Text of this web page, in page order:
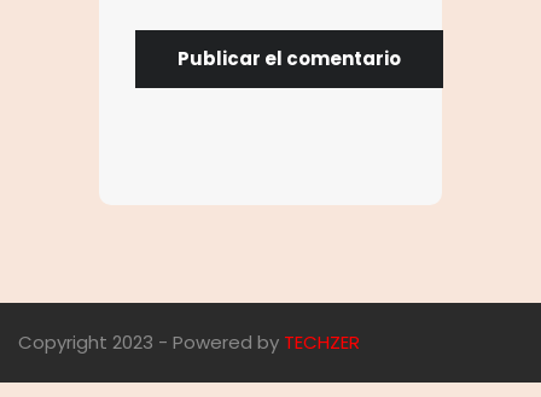
Copyright 2023 - Powered by TECHZER